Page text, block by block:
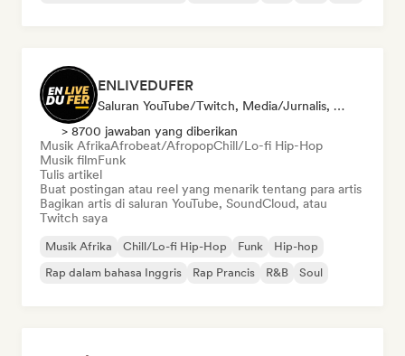
ENLIVEDUFER
Saluran YouTube/Twitch, Media/Jurnalis, Kurator Media Sosial
> 8700 jawaban yang diberikan
Musik AfrikaAfrobeat/AfropopChill/Lo-fi Hip-Hop
Musik filmFunk
Tulis artikel
Buat postingan atau reel yang menarik tentang para artis
Bagikan artis di saluran YouTube, SoundCloud, atau
Twitch saya
Musik Afrika Chill/Lo-fi Hip-Hop Funk
Hip-hop
Rap dalam bahasa Inggris
Rap Prancis R&B Soul